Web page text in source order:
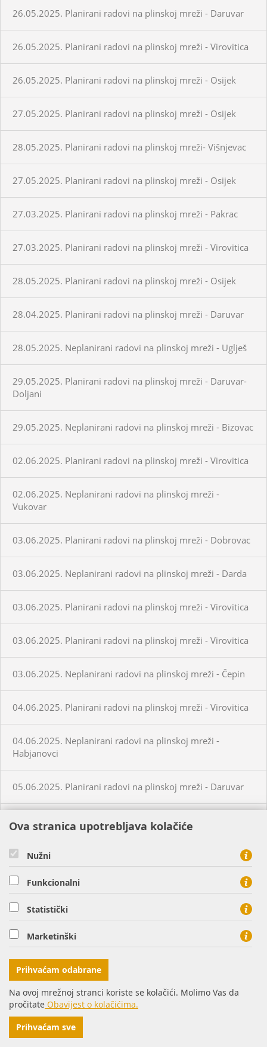
26.05.2025. Planirani radovi na plinskoj mreži - Daruvar
26.05.2025. Planirani radovi na plinskoj mreži - Virovitica
26.05.2025. Planirani radovi na plinskoj mreži - Osijek
27.05.2025. Planirani radovi na plinskoj mreži - Osijek
28.05.2025. Planirani radovi na plinskoj mreži- Višnjevac
27.05.2025. Planirani radovi na plinskoj mreži - Osijek
27.03.2025. Planirani radovi na plinskoj mreži - Pakrac
27.03.2025. Planirani radovi na plinskoj mreži - Virovitica
28.05.2025. Planirani radovi na plinskoj mreži - Osijek
28.04.2025. Planirani radovi na plinskoj mreži - Daruvar
28.05.2025. Neplanirani radovi na plinskoj mreži - Uglješ
29.05.2025. Planirani radovi na plinskoj mreži - Daruvar-
Doljani
29.05.2025. Neplanirani radovi na plinskoj mreži - Bizovac
02.06.2025. Planirani radovi na plinskoj mreži - Virovitica
02.06.2025. Neplanirani radovi na plinskoj mreži -
Vukovar
03.06.2025. Planirani radovi na plinskoj mreži - Dobrovac
03.06.2025. Neplanirani radovi na plinskoj mreži - Darda
03.06.2025. Planirani radovi na plinskoj mreži - Virovitica
03.06.2025. Planirani radovi na plinskoj mreži - Virovitica
03.06.2025. Neplanirani radovi na plinskoj mreži - Čepin
04.06.2025. Planirani radovi na plinskoj mreži - Virovitica
04.06.2025. Neplanirani radovi na plinskoj mreži -
Habjanovci
05.06.2025. Planirani radovi na plinskoj mreži - Daruvar
05.06.2025. Planirani radovi na plinskoj mreži - Virovitica
05.06.2025. Planirani radovi na plinskoj mreži - Virovitica
05.06.2025. Planirani radovi na plinskoj mreži - Virovitica
05.06.2025. Neplanirani radovi na plinskoj mreži -
Virovitica
05.06.2025. Neplanirani radovi na plinskoj mreži -
Ordanja
06.06.2025. Planirani radovi na plinskoj mreži - Osijek
Ova stranica upotrebljava kolačiće
Nužni
Funkcionalni
Statistički
Marketinški
Prihvaćam odabrane
Na ovoj mrežnoj stranci koriste se kolačići. Molimo Vas da
pročitate Obavijest o kolačićima.
Prihvaćam sve